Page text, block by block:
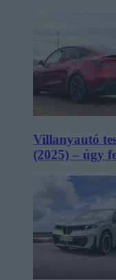
Villanyautó
(2025) – úgy